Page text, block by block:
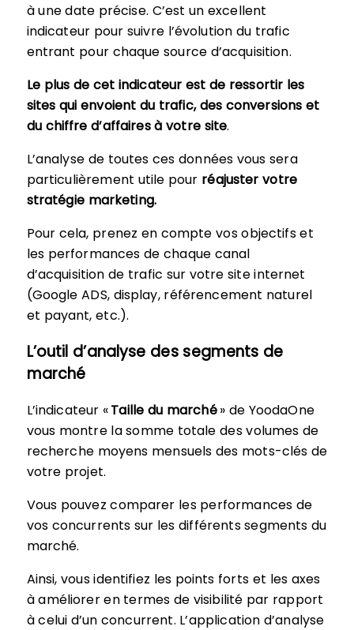
à une date précise. C’est un excellent
indicateur pour suivre l’évolution du trafic
entrant pour chaque source d’acquisition.
Le plus de cet indicateur est de ressortir les
sites qui envoient du trafic, des conversions et
du chiffre d’affaires à votre site.
L’analyse de toutes ces données vous sera
particulièrement utile pour réajuster votre
stratégie marketing.
Pour cela, prenez en compte vos objectifs et
les performances de chaque canal
d’acquisition de trafic sur votre site internet
(Google ADS, display, référencement naturel
et payant, etc.).
L’outil d’analyse des segments de
marché
L’indicateur «Taille du marché» de YoodaOne
vous montre la somme totale des volumes de
recherche moyens mensuels des mots-clés de
votre projet.
Vous pouvez comparer les performances de
vos concurrents sur les différents segments du
marché.
Ainsi, vous identifiez les points forts et les axes
à améliorer en termes de visibilité par rapport
à celui d’un concurrent. L’application d’analyse